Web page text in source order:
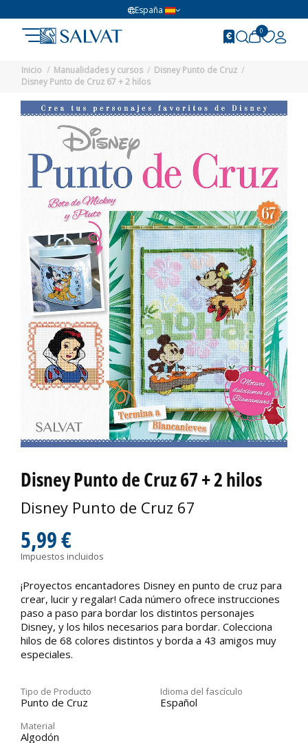
España
0
Inicio Manualidades y cursos
Disney Punto de Cruz
Disney Punto de Cruz 67 + 2 hilos
Disney Punto de Cruz 67 + 2 hilos
Disney Punto de Cruz 67
5,99 €
Impuestos incluidos
¡Proyectos encantadores Disney en punto de cruz para
crear, lucir y regalar! Cada número ofrece instrucciones
paso a paso para bordar los distintos personajes
Disney, y los hilos necesarios para bordar. Colecciona
hilos de 68 colores distintos y borda a 43 amigos muy
especiales.
Tipo de Producto
Punto de Cruz
Idioma del fascículo
Español
Material
Algodón